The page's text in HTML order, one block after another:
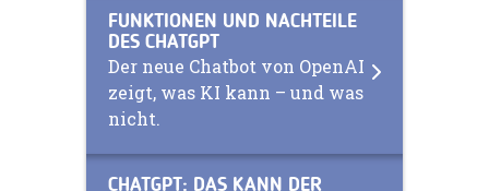
FUNKTIONEN UND NACHTEILE
DES CHATGPT
Der neue Chatbot von OpenAI
zeigt, was KI kann – und was
nicht.
CHATGPT: DAS KANN DER